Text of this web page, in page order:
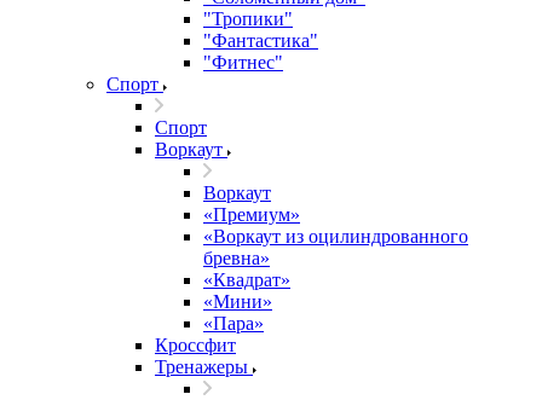
"Тропики"
"Фантастика"
"Фитнес"
Спорт
Спорт
Воркаут
Воркаут
«Премиум»
«Воркаут из оцилиндрованного
бревна»
«Квадрат»
«Мини»
«Пара»
Кроссфит
Тренажеры